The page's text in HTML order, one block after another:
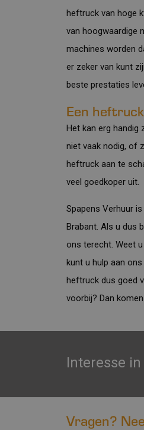
heftruck van hoge
van hoogwaardige
machines worden
er zeker van kunt
beste prestaties
Een
Het kan erg handig
niet vaak nodig, of
heftruck aan te
veel goedkoper uit.
Spapens Verhuur is
Brabant. Als u dus
ons terecht. Weet
kunt u hulp aan
heftruck dus goed
voorbij? Dan
Interesse
Vragen?